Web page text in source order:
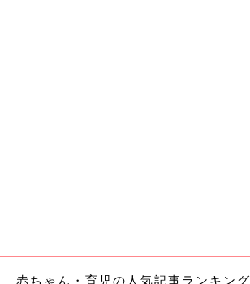
赤ちゃん・育児の人気記事ランキング